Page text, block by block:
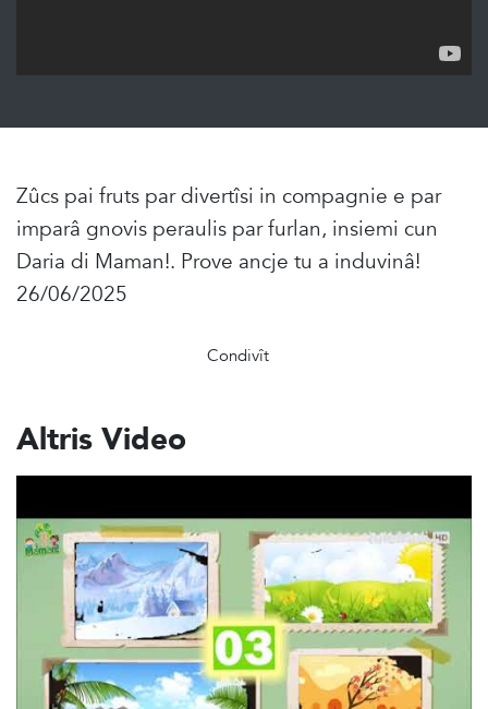
Zûcs pai fruts par divertîsi in compagnie e par
imparâ gnovis peraulis par furlan, insiemi cun
Daria di Maman!. Prove ancje tu a induvinâ!
26/06/2025
Condivît
Altris Video